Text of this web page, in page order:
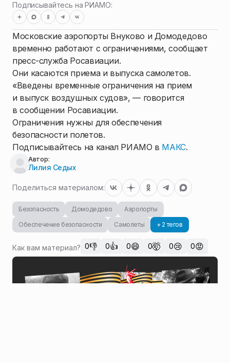
Подписывайтесь на РИАМО:
Московские аэропорты Внуково и Домодедово
временно работают с ограничениями, сообщает
пресс-служба Росавиации.
Они касаются приема и выпуска самолетов.
«Введены временные ограничения на прием
и выпуск воздушных судов», — говорится
в сообщении Росавиации.
Ограничения нужны для обеспечения
безопасности полетов.
Подписывайтесь на канал РИАМО в МАКС.
Автор:
Лилия Седых
Поделиться материалом:
Безопасность Домодедово
Аэропорты
Обеспечение безопасности
Самолеты + 2 тегов
Как вам материал? 0👎 0👍 0😄 0🤯 0😢 0😡